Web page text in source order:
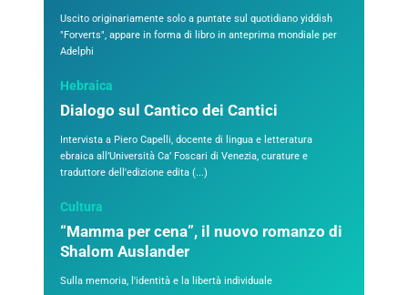
Uscito originariamente solo a puntate sul quotidiano yiddish
"Forverts", appare in forma di libro in anteprima mondiale per
Adelphi
Hebraica
Dialogo sul Cantico dei Cantici
Intervista a Piero Capelli, docente di lingua e letteratura
ebraica all’Università Ca’ Foscari di Venezia, curature e
traduttore dell'edizione edita (...)
Cultura
“Mamma per cena”, il nuovo romanzo di
Shalom Auslander
Sulla memoria, l'identità e la libertà individuale